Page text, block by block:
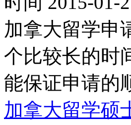
加拿大留学申
个比较长的时
能保证申请的
加拿大留学硕